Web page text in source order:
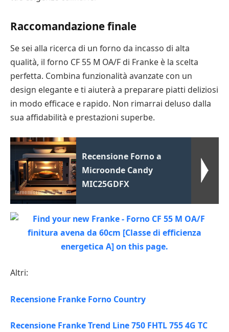
Raccomandazione finale
Se sei alla ricerca di un forno da incasso di alta
qualità, il forno CF 55 M OA/F di Franke è la scelta
perfetta. Combina funzionalità avanzate con un
design elegante e ti aiuterà a preparare piatti deliziosi
in modo efficace e rapido. Non rimarrai deluso dalla
sua affidabilità e prestazioni superbe.
Recensione Forno a
Microonde Candy
MIC25GDFX
Altri:
Recensione Franke Forno Country
Recensione Franke Trend Line 750 FHTL 755 4G TC